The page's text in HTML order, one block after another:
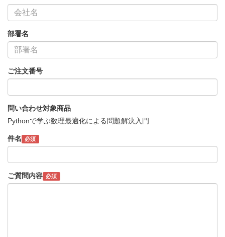
部署名
ご注文番号
問い合わせ対象商品
Pythonで学ぶ数理最適化による問題解決入門
件名 必須
ご質問内容 必須